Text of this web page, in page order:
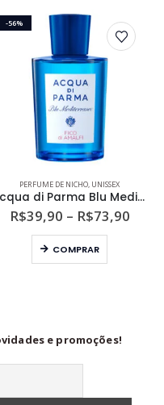
-56%
Este produto tem várias variantes. As opções podem ser escolhidas na página do produto
PERFUME DE NICHO, UNISSEX
Acqua di Parma Blu Mediterraneo Fico di Amalfi Unissex Eau de Toilette
R$39,90 – R$73,90Faixa
COMPRAR
Este produto tem várias variantes. As opções podem ser escolhidas na página do produto
e promoções!